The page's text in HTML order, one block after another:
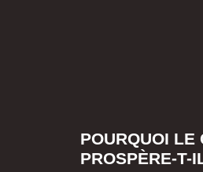
POURQUOI LE
PROSPÈRE-T-